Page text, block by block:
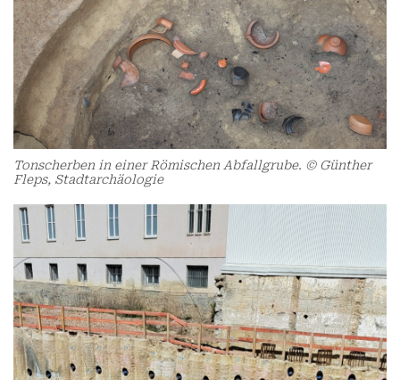
Tonscherben in einer Römischen Abfallgrube. © Günther
Fleps, Stadtarchäologie